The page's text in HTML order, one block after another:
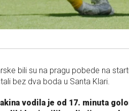
bili su na pragu pobede na
bez dva boda u Santa Klari.
vodila je od 17. minuta